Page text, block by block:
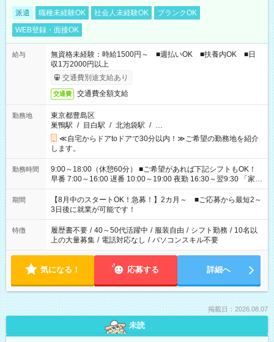
派遣 職種未経験OK 社会人未経験OK
ブランクOK
WEB登録・面接OK
給与
無資格未経験：時給1500円～ ■週払いOK ■扶養内OK ■日
収1万2000円以上
交通費別途支給あり
交通費 交通費全額支給
勤務地
東京都豊島区
巣鴨駅 / 目白駅 / 北池袋駅 / …
≪自宅からドアtoドアで30分以内！≫ご希望の勤務地を紹介
します。
勤務時間
9:00～18:00（休憩60分） ■ご希望があれば下記シフトもOK！
早番 7:00～16:00 遅番 10:00～19:00 夜勤 16:30～翌9:30 「家族
と休みを合わせたい」 「余裕を持って夕飯の準備がしたい」
「できれば残業はしたくない」 など、ご希望を教えてください
ね。 ※Wワーク希望の方へ 今ご覧のお仕事で希望する勤務時間
と、もう1つのお仕事の勤務時間。 合計で週40時間を超える場
合は応募できません。
期間
【8月中のスタートOK！急募！】2カ月～ ■ご応募から最短2～
3日後に就業が可能です！
特徴 履歴書不要 / 40～50代活躍中 / 服装自由 / シフト勤務 / 10名以
上の大量募集 / 電話対応なし / パソコンスキル不要
気になる！ 応募する 詳細へ
掲載日：2026.08.07
未読